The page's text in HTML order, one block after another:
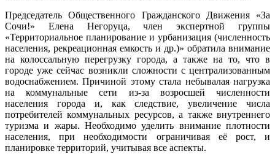
Председатель Общественного Гражданского Движения «За
Сочи!» Елена Негоруца, член экспертной группы
«Территориальное планирование и урбанизация (численность
населения, рекреационная емкость и др.)» обратила внимание
на колоссальную перегрузку города, а также на то, что в
городе уже сейчас возникли сложности с централизованным
водоснабжением. Причиной этому стала небывалая нагрузка
на коммунальные сети из-за возросшей численности
населения города и, как следствие, увеличение числа
потребителей коммунальных ресурсов, а также внутреннего
туризма и жары. Необходимо уделить внимание плотности
населения, при необходимости ограничивая её рост, и
планировке территорий, учитывая все аспекты.